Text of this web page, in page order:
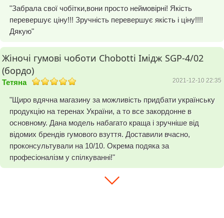
"Забрала свої чобітки,вони просто неймовірні! Якість
перевершує ціну!!! Зручність перевершує якість і ціну!!!!
Дякую"
Жіночі гумові чоботи Chobotti Імідж SGP-4/02
(бордо)
Тетяна 2021-12-10 22:35
"Щиро вдячна магазину за можливість придбати українську
продукцію на теренах України, а то все закордонне в
основному. Дана модель набагато краща і зручніше від
відомих брендів гумового взуття. Доставили вчасно,
проконсультували на 10/10. Окрема подяка за
професіоналізм у спілкуванні!"